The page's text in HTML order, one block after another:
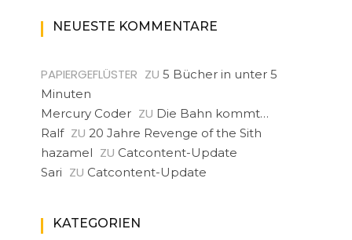
NEUESTE KOMMENTARE
PAPIERGEFLÜSTER ZU 5 Bücher in unter 5
Minuten
Mercury Coder ZU Die Bahn kommt…
Ralf ZU 20 Jahre Revenge of the Sith
hazamel ZU Catcontent-Update
Sari ZU Catcontent-Update
KATEGORIEN